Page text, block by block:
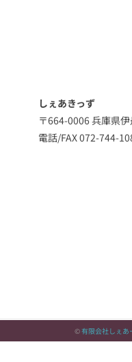
しぇあきっず
〒664-0006 兵庫県
電話/FAX 072-744-
©有限会社しぇあ